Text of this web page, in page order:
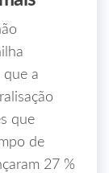
que a
que
de
27 %